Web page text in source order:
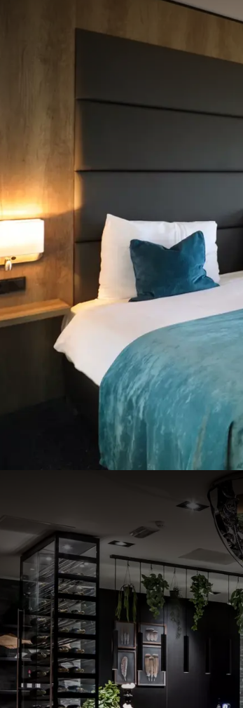
In het weekend biedt Van der Valk
la minute smaakvolle gerechten
Voor de kleine gasten is er een
de Aziatische keuken? Ook dat kan!
moeite waard. Wilt u de avond
Voor een goed kopje koffie bent u
Meeting en events
Van der Valk Hotel Hoorn beschikt
geven tot wel 900 mensen. De
vergaderingen, bruiloften en
presentatie in de bioscoopzaal van
Het hotel is tevens de perfecte
gemaakt plan, zodat geen enkel
Hotel Hoorn samen om ervoor te
geslaagd personeelsuitje kunt u